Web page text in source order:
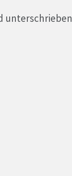
unterschrieben